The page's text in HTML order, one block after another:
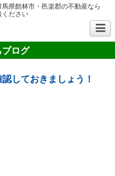
県館林市・邑楽郡の不動産なら
ください
ログ
しておきましょう！